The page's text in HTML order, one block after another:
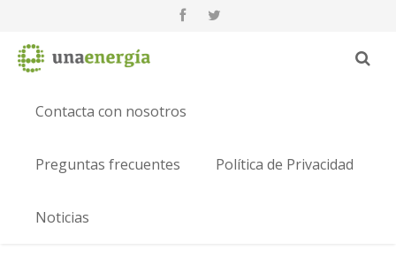
Contacta con nosotros
Preguntas frecuentes Política de Privacidad
Noticias